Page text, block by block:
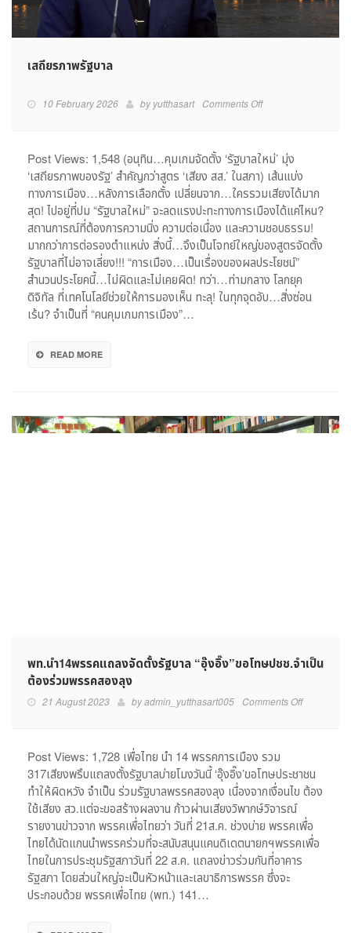
เสถียรภาพรัฐบาล
10 February 2026 by yutthasart Comments Offon
Post Views: 1,548 (อนุทิน…คุมเกมจัดตั้ง ‘รัฐบาลใหม่’ มุ่ง
‘เสถียรภาพของรัฐ’ สำคัญกว่าสูตร ‘เสียง สส.’ ในสภา) เส้นแบ่ง
ทางการเมือง…หลังการเลือกตั้ง เปลี่ยนจาก…ใครรวมเสียงได้มาก
สุด! ไปอยู่ที่ปม “รัฐบาลใหม่” จะลดแรงปะทะทางการเมืองได้แค่ไหน?
สถานการณ์ที่ต้องการความนิ่ง ความต่อเนื่อง และความชอบธรรม!
มากกว่าการต่อรองตำแหน่ง สิ่งนี้…จึงเป็นโจทย์ใหญ่ของสูตรจัดตั้ง
รัฐบาลที่ไม่อาจเลี่ยง!!! “การเมือง…เป็นเรื่องของผลประโยชน์”
สำนวนประโยคนี้…ไม่ผิดและไม่เคยผิด! ทว่า…ท่ามกลาง โลกยุค
ดิจิทัล ที่เทคโนโลยีช่วยให้การมองเห็น ทะลุ! ในทุกจุดอับ…สิ่งซ่อน
เร้น? จำเป็นที่ “คนคุมเกมการเมือง”…
READ MORE
พท.นำ14พรรคแถลงจัดตั้งรัฐบาล “อุ๊งอิ๊ง”ขอโทษปชช.จำเป็น
ต้องร่วมพรรคสองลุง
21 August 2023 byadmin_yutthasart005 Comments Offon
รัฐบาล
“อุ๊
โทษ
ปชช.จำเป็น
Post Views: 1,728 เพื่อไทย นำ 14 พรรคการเมือง รวม
317เสียงพรึบแถลงตั้งรัฐบาลบ่ายโมงวันนี้ ‘อุ๊งอิ๊ง’ขอโทษประชาชน
ทำให้ผิดหวัง จำเป็น ร่วมรัฐบาลพรรคสองลุง เนื่องจากเงื่อนไข ต้อง
ใช้เสียง สว.แต่จะขอสร้างผลงาน ก้าวผ่านเสียงวิพากษ์วิจารณ์
รายงานข่าวจาก พรรคเพื่อไทยว่า วันที่ 21ส.ค. ช่วงบ่าย พรรคเพื่อ
ไทยได้นัดแกนนำพรรคร่วมที่จะสนับสนุนแคนดิเดตนายกฯพรรคเพื่อ
ไทยในการประชุมรัฐสภาวันที่ 22 ส.ค. แถลงข่าวร่วมกันที่อาคาร
รัฐสภา โดยส่วนใหญ่จะเป็นหัวหน้าและเลขาธิการพรรค ซึ่งจะ
ประกอบด้วย พรรคเพื่อไทย (พท.) 141…